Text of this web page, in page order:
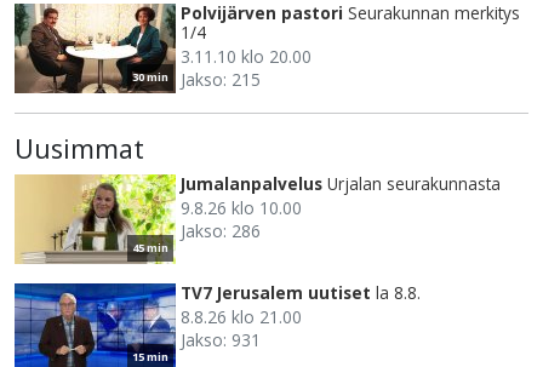
30 min
Polvijärven pastori Seurakunnan merkitys
1/4
3.11.10 klo 20.00
Jakso: 215
Uusimmat
45 min
Jumalanpalvelus Urjalan seurakunnasta
9.8.26 klo 10.00
Jakso: 286
15 min
TV7 Jerusalem uutiset la 8.8.
8.8.26 klo 21.00
Jakso: 931